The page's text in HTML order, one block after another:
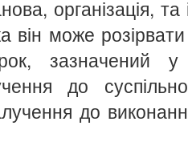
організація,
він може
зазначений
до
до